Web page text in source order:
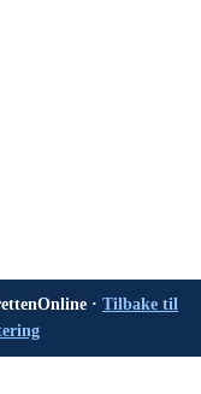
· Tilbake til